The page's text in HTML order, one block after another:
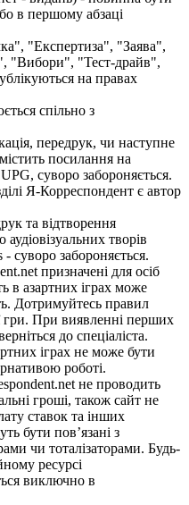
в першому абзаці
"Експертиза", "Заява",
"Вибори", "Тест-драйв",
на правах
спільно з
передрук, чи наступне
посилання на
суворо забороняється.
Я-Корреспондент є автор
та відтворення
творів
суворо забороняється.
призначені для осіб
в азартних іграх може
Дотримуйтесь правил
гри. При виявленні перших
до спеціаліста.
іграх не може бути
роботі.
не проводить
гроші, також сайт не
ставок та інших
бути пов’язані з
чи тоталізаторами. Будь-
ресурсі
виключно в